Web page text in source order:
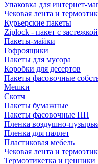
Упаковка для интернет-
Чековая лента и
Курьерские пакеты
Ziplock - пакет с застежкой
Пакеты-майки
Гофроящики
Пакеты для мусора
Коробки для десертов
Пакеты фасовочные
Мешки
Скотч
Пакеты бумажные
Пакеты фасовочные ПП
Пленка воздушно-
Пленка для паллет
Пластиковая мебель
Чековая лента и
Термоэтикетка и ценники